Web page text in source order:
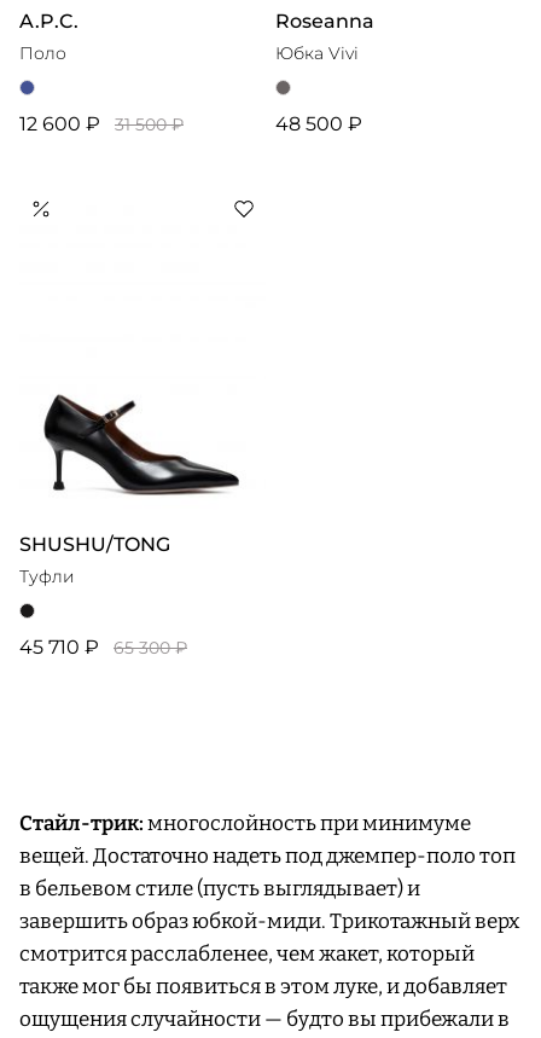
A.P.C.
Поло
12 600 ₽ 31 500 ₽
Roseanna
Юбка Vivi
48 500 ₽
SHUSHU/TONG
Туфли
45 710 ₽ 65 300 ₽
Стайл-трик:многослойность при минимуме
вещей. Достаточно надеть под джемпер-поло топ
в бельевом стиле (пусть выглядывает) и
завершить образ юбкой-миди. Трикотажный верх
смотрится расслабленее, чем жакет, который
также мог бы появиться в этом луке, и добавляет
ощущения случайности — будто вы прибежали в